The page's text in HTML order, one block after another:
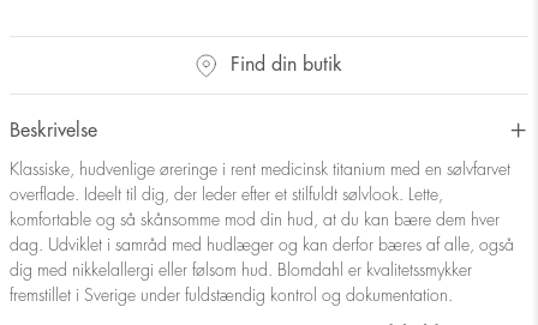
Find din butik
Beskrivelse
Klassiske, hudvenlige øreringe i rent medicinsk titanium med en sølvfarvet
overflade. Ideelt til dig, der leder efter et stilfuldt sølvlook. Lette,
komfortable og så skånsomme mod din hud, at du kan bære dem hver
dag. Udviklet i samråd med hudlæger og kan derfor bæres af alle, også
dig med nikkelallergi eller følsom hud. Blomdahl er kvalitetssmykker
fremstillet i Sverige under fuldstændig kontrol og dokumentation.